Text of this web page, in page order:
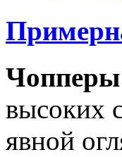
Чопперы
высоких
явной